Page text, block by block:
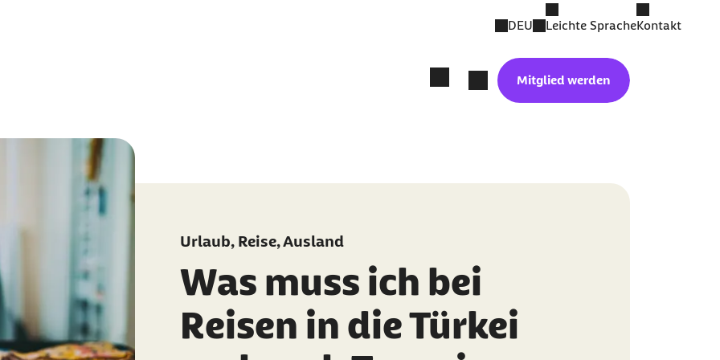
DEU Leichte SpracheKontakt
Mitglied werden
Urlaub, Reise, Ausland
Was muss ich bei
Reisen in die Türkei